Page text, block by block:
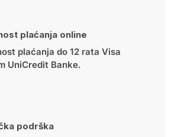
plaćanja online
plaćanja do 12 rata Visa
UniCredit Banke.
podrška